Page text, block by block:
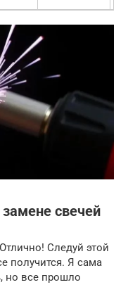
свечей
Следуй этой
получится. Я сама
но все прошло